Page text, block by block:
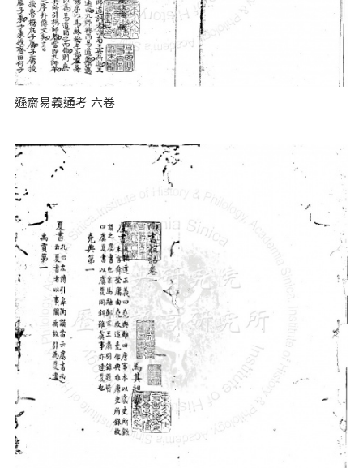
遜齋易義通考 六卷